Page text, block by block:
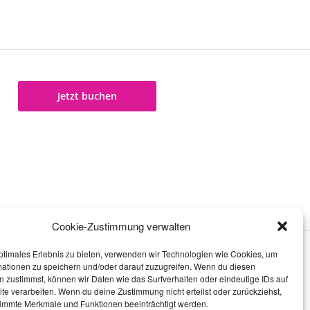
Cookie-Zustimmung verwalten
Erlebnis zu bieten, verwenden wir Technologien wie Cookies, um
zu speichern und/oder darauf zuzugreifen. Wenn du diesen
zustimmst, können wir Daten wie das Surfverhalten oder eindeutige IDs auf
verarbeiten. Wenn du deine Zustimmung nicht erteilst oder zurückziehst,
Merkmale und Funktionen beeinträchtigt werden.
Jetzt buchen